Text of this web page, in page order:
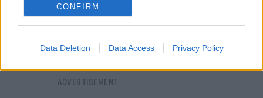
CONFIRM
Data Deletion Data Access Privacy Policy